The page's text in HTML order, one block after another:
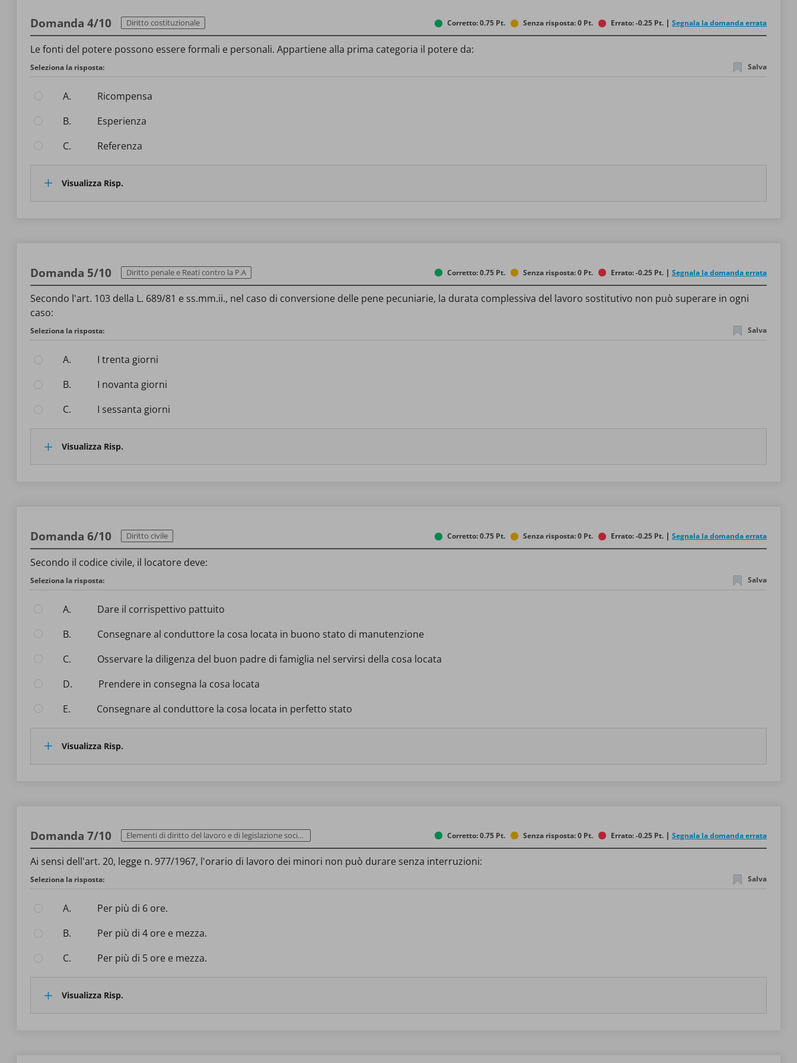
Domanda 4/10 Diritto costituzionale Corretto: 0.75 Pt. Senza risposta: 0 Pt. Errato: -0.25 Pt. Segnala la domanda errata
Le fonti del potere possono essere formali e personali. Appartiene alla prima categoria il potere da:
Seleziona la risposta: Salva
A.
Ricompensa
B.
Esperienza
C.
Referenza
Visualizza Risp.
Domanda 5/10 Diritto penale e Reati contro la P.A Corretto: 0.75 Pt. Senza risposta: 0 Pt. Errato: -0.25 Pt. Segnala la domanda errata
Secondo l'art. 103 della L. 689/81 e ss.mm.ii., nel caso di conversione delle pene pecuniarie, la durata complessiva del lavoro sostitutivo non può superare in ogni
caso:
Seleziona la risposta: Salva
A.
i trenta giorni
B.
i novanta giorni
C.
i sessanta giorni
Visualizza Risp.
Domanda 6/10 Diritto civile Corretto: 0.75 Pt. Senza risposta: 0 Pt. Errato: -0.25 Pt. Segnala la domanda errata
Secondo il codice civile, il locatore deve:
Seleziona la risposta: Salva
A.
Dare il corrispettivo pattuito
B.
Consegnare al conduttore la cosa locata in buono stato di manutenzione
C.
Osservare la diligenza del buon padre di famiglia nel servirsi della cosa locata
D.
Prendere in consegna la cosa locata
E.
Consegnare al conduttore la cosa locata in perfetto stato
Visualizza Risp.
Domanda 7/10 Elementi di diritto del lavoro e di legislazione sociale Corretto: 0.75 Pt. Senza risposta: 0 Pt. Errato: -0.25 Pt. Segnala la domanda errata
Ai sensi dell'art. 20, legge n. 977/1967, l'orario di lavoro dei minori non può durare senza interruzioni:
Seleziona la risposta: Salva
A.
Per più di 6 ore.
B.
Per più di 4 ore e mezza.
C.
Per più di 5 ore e mezza.
Visualizza Risp.